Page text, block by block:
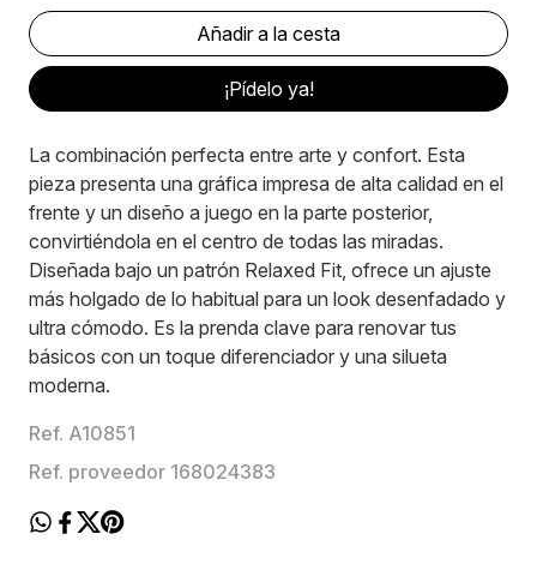
¡Pídelo ya!
La combinación perfecta entre arte y confort. Esta
pieza presenta una gráfica impresa de alta calidad en el
frente y un diseño a juego en la parte posterior,
convirtiéndola en el centro de todas las miradas.
Diseñada bajo un patrón Relaxed Fit, ofrece un ajuste
más holgado de lo habitual para un look desenfadado y
ultra cómodo. Es la prenda clave para renovar tus
básicos con un toque diferenciador y una silueta
moderna.
Ref. A10851
Ref. proveedor 168024383